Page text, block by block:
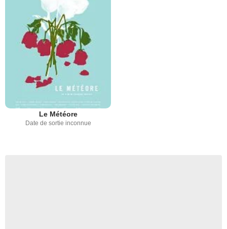
Le Météore
Date de sortie inconnue